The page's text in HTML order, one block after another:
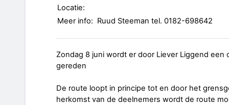
Locatie:
Meer info: Ruud Steeman tel. 0182-698642
Zondag 8 juni wordt er door Liever Liggend een
gereden
De route loopt in principe tot en door het
herkomst van de deelnemers wordt de route